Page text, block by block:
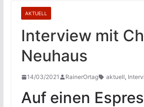
AKTUELL
Interview mit
Neuhaus
14/03/2021 RainerOrtag aktuell,
Auf einen